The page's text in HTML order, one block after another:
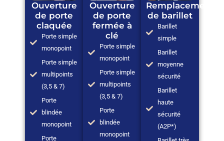
Ouverture
de porte
claquée
Porte simple
monopoint
Porte simple
multipoints
(3,5 & 7)
Porte
blindée
monopoint
Porte
Ouverture
de porte
fermée à
clé
Porte simple
monopoint
Porte simple
multipoints
(3,5 & 7)
Porte
blindée
monopoint
Remplacement
de barillet
Barillet
simple
Barillet
moyenne
sécurité
Barillet
haute
sécurité
(A2P*)